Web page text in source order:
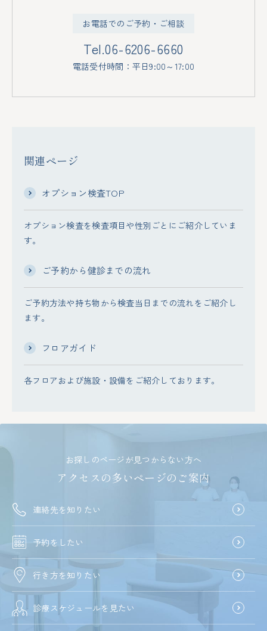
お電話でのご予約・ご相談
Tel.06-6206-6660
電話受付時間：平日9:00～17:00
関連ページ
オプション検査TOP
オプション検査を検査項目や性別ごとにご紹介していま
す。
ご予約から健診までの流れ
ご予約方法や持ち物から検査当日までの流れをご紹介し
ます。
フロアガイド
各フロアおよび施設・設備をご紹介しております。
お探しのページが見つからない方へ
アクセスの多いページのご案内
連絡先を知りたい
予約をしたい
行き方を知りたい
診療スケジュールを見たい